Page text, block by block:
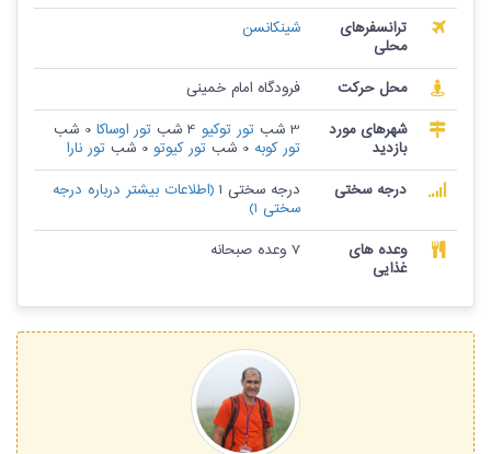
ترانسفرهای
محلی
شینکانسن
محل حرکت
فرودگاه امام خمینی
شهرهای مورد
بازدید
3 شب تور توکیو 4 شب تور اوساکا 0 شب
تور کوبه 0 شب تور کیوتو 0 شب
تور نارا
درجه سختی
درجه سختی 1 (اطلاعات بیشتر درباره درجه
سختی 1)
وعده های
غذایی
7 وعده صبحانه